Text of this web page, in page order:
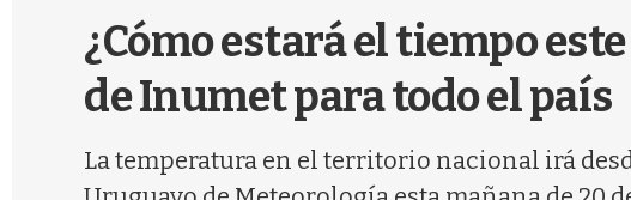
¿Cómo estará el tiempo
de Inumet para todo el país
La temperatura en el territorio nacional irá